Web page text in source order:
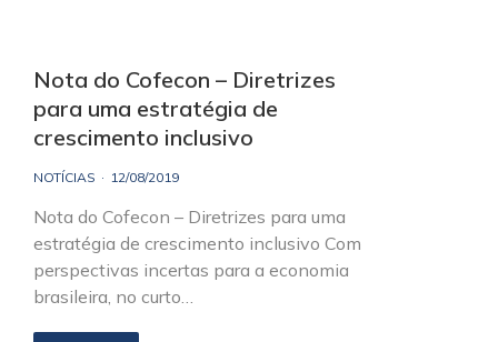
Nota do Cofecon – Diretrizes
para uma estratégia de
crescimento inclusivo
NOTÍCIAS 12/08/2019
Nota do Cofecon – Diretrizes para uma
estratégia de crescimento inclusivo Com
perspectivas incertas para a economia
brasileira, no curto…